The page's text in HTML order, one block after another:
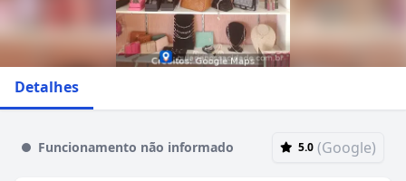
Detalhes
Funcionamento não informado 5.0 (Google)